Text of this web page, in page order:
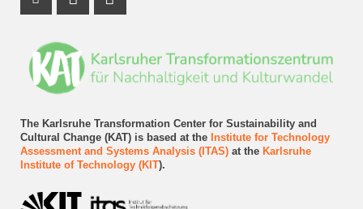
The Karlsruhe Transformation Center for Sustainability and
Cultural Change (KAT) is based at the Institute for Technology
Assessment and Systems Analysis (ITAS)at the Karlsruhe
Institute of Technology (KIT).
Instagram Profile
LinkedIn Profile
RSS-Feed